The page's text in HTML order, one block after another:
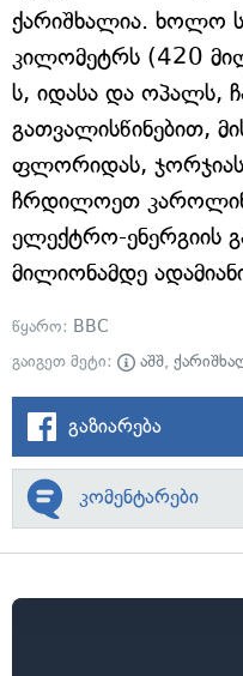
ქარიშხალია. ხოლო
კილომეტრს (420
ს, იდასა და ოპალს,
გათვალისწინებით,
ფლორიდას,
ჩრდილოეთ
ელექტრო-ენერგიის
მილიონამდე
წყარო: BBC
გაიგეთ მეტი:
აშშ,
გაზიარება
კომენტარები